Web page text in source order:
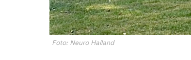
Foto: Neuro Halland